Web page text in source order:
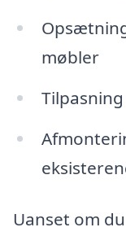
møbler
Uanset om